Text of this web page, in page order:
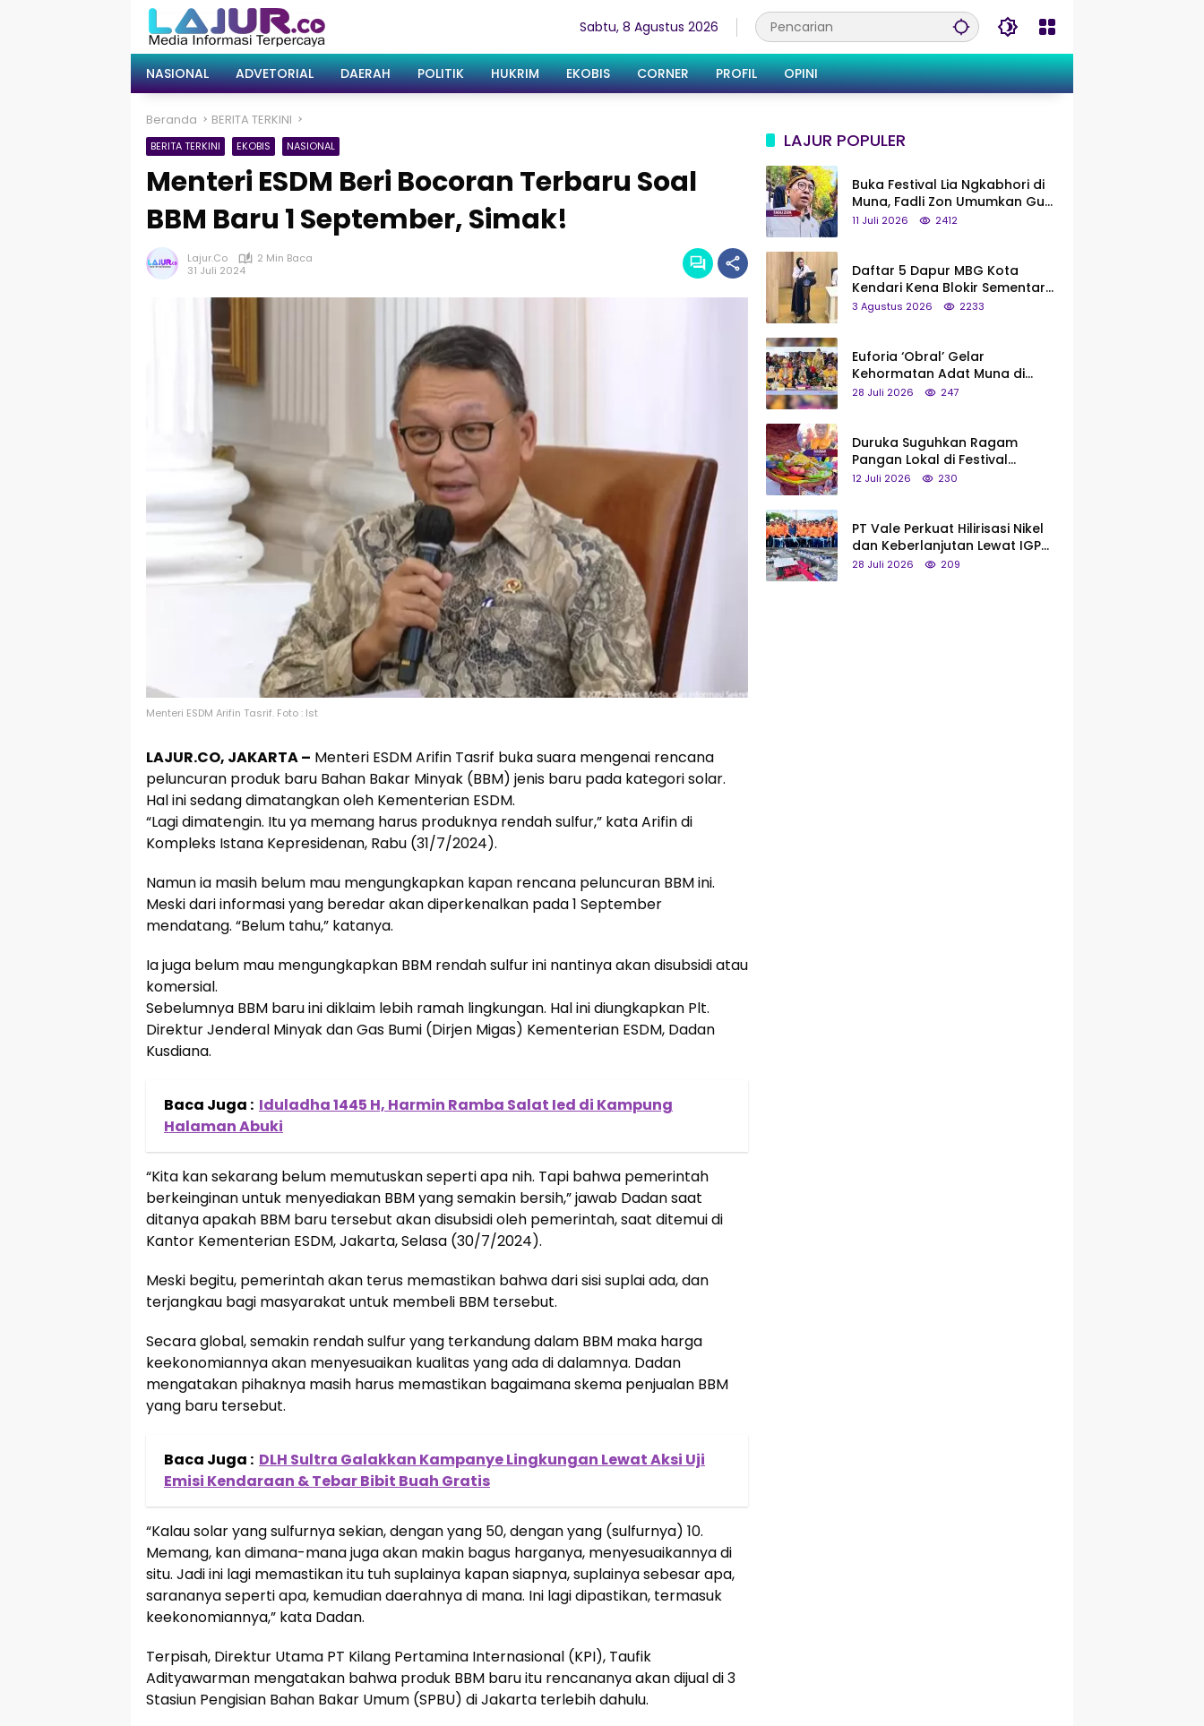
Sabtu, 8 Agustus 2026
NASIONAL ADVETORIAL DAERAH POLITIK HUKRIM EKOBIS CORNER PROFIL OPINI
Beranda BERITA TERKINI
BERITA TERKINI EKOBIS NASIONAL
Menteri ESDM Beri Bocoran Terbaru Soal
BBM Baru 1 September, Simak!
Lajur.co
2 Min Baca
31 Juli 2024
Menteri ESDM Arifin Tasrif. Foto : Ist
LAJUR.CO, JAKARTA – Menteri ESDM Arifin Tasrif buka suara mengenai rencana
peluncuran produk baru Bahan Bakar Minyak (BBM) jenis baru pada kategori solar.
Hal ini sedang dimatangkan oleh Kementerian ESDM.
“Lagi dimatengin. Itu ya memang harus produknya rendah sulfur,” kata Arifin di
Kompleks Istana Kepresidenan, Rabu (31/7/2024).
Namun ia masih belum mau mengungkapkan kapan rencana peluncuran BBM ini.
Meski dari informasi yang beredar akan diperkenalkan pada 1 September
mendatang. “Belum tahu,” katanya.
Ia juga belum mau mengungkapkan BBM rendah sulfur ini nantinya akan disubsidi atau
komersial.
Sebelumnya BBM baru ini diklaim lebih ramah lingkungan. Hal ini diungkapkan Plt.
Direktur Jenderal Minyak dan Gas Bumi (Dirjen Migas) Kementerian ESDM, Dadan
Kusdiana.
Baca Juga : Iduladha 1445 H, Harmin Ramba Salat Ied di Kampung
Halaman Abuki
“Kita kan sekarang belum memutuskan seperti apa nih. Tapi bahwa pemerintah
berkeinginan untuk menyediakan BBM yang semakin bersih,” jawab Dadan saat
ditanya apakah BBM baru tersebut akan disubsidi oleh pemerintah, saat ditemui di
Kantor Kementerian ESDM, Jakarta, Selasa (30/7/2024).
Meski begitu, pemerintah akan terus memastikan bahwa dari sisi suplai ada, dan
terjangkau bagi masyarakat untuk membeli BBM tersebut.
Secara global, semakin rendah sulfur yang terkandung dalam BBM maka harga
keekonomiannya akan menyesuaikan kualitas yang ada di dalamnya. Dadan
mengatakan pihaknya masih harus memastikan bagaimana skema penjualan BBM
yang baru tersebut.
Baca Juga : DLH Sultra Galakkan Kampanye Lingkungan Lewat Aksi Uji
Emisi Kendaraan & Tebar Bibit Buah Gratis
“Kalau solar yang sulfurnya sekian, dengan yang 50, dengan yang (sulfurnya) 10.
Memang, kan dimana-mana juga akan makin bagus harganya, menyesuaikannya di
situ. Jadi ini lagi memastikan itu tuh suplainya kapan siapnya, suplainya sebesar apa,
sarananya seperti apa, kemudian daerahnya di mana. Ini lagi dipastikan, termasuk
keekonomiannya,” kata Dadan.
Terpisah, Direktur Utama PT Kilang Pertamina Internasional (KPI), Taufik
Adityawarman mengatakan bahwa produk BBM baru itu rencananya akan dijual di 3
Stasiun Pengisian Bahan Bakar Umum (SPBU) di Jakarta terlebih dahulu.
LAJUR POPULER
Buka Festival Lia Ngkabhori di
Muna, Fadli Zon Umumkan Gua
Metanduno Segera Naik Status
11 Juli 2026 2412
Daftar 5 Dapur MBG Kota
Kendari Kena Blokir Sementara
dari Pusat
3 Agustus 2026 2233
Euforia ‘Obral’ Gelar
Kehormatan Adat Muna di
Silaturahmi KKMM, Ridwan Bae:
28 Juli 2026 247
Duruka Suguhkan Ragam
Pangan Lokal di Festival
Liangkobhori, Dari Umbi Rebus
12 Juli 2026 230
PT Vale Perkuat Hilirisasi Nikel
dan Keberlanjutan Lewat IGP
Morowali
28 Juli 2026 209